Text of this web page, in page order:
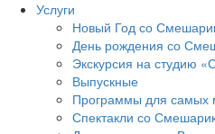
Услуги
Новый Год со
День рождения со
Экскурсия на студию
Выпускные
Программы для самых
Спектакли со